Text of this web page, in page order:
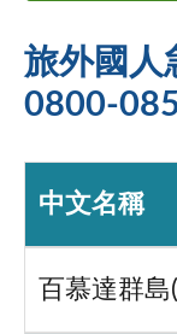
旅外國人
0800-
中文名稱
百慕達群